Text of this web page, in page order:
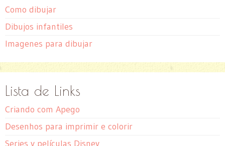
Como dibujar
Dibujos infantiles
Imagenes para dibujar
Lista de Links
Criando com Apego
Desenhos para imprimir e colorir
Series y películas Disney